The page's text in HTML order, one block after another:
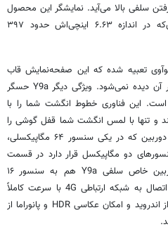
سلفی بالا می‌آید. نمایشگر این محصول
دارای رزولوشن بالایی است؛ به‌طوری‌که در اندازه ۶.۶۳ اینچی‌اش حدود ۳۹۷
تعبیه شده که این صفحه‌نمایش قاب
جلویی را پوشانده و هیچ بریدگی‌ای در آن دیده نمی‌شود. ویژگی دیگر Y9a حسگر
این فناوری خطوط انگشت شما را با
و تنها با لمس انگشت شما قفل گوشی را
باز می‌کند. علاوه بر این حسگر، چهار دوربین که در یکی سنسور ۶۴ مگاپیکسلی،
دو مگاپیکسل قرار دارد در قسمت
پشتی این گوشی جای گرفته‌اند. دوربین خاص سلفی Y9a هم به سنسور ۱۶
مگاپیکسلی مجهز شده است. قابلیت اتصال به شبکه ارتباطی 4G با سرعت کاملاً
مطلوب، بلوتوث نسخه ۵.۱، نسخه ۱۰ از اندروید و امکان عکاسی HDR و پانوراما از